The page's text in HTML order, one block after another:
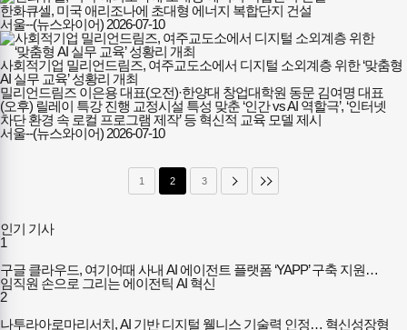
한화큐셀, 미국 애리조나에 초대형 에너지 복합단지 건설
서울--(뉴스와이어) 2026-07-10
사회적기업 밀리언드림즈, 여주교도소에서 디지털 소외계층 위한 ‘맞춤형
AI 실무 교육’ 성황리 개최
밀리언드림즈 이은용 대표(오전)·한양대 창업대학원 동문 김여명 대표
(오후) 릴레이 특강 진행 교정시설 특성 맞춘 ‘인간 vs AI 역할극’, ‘인터넷
차단 환경 속 로컬 프로그램 제작’ 등 혁신적 교육 모델 제시
서울--(뉴스와이어) 2026-07-10
1 2 3
인기 기사
1
구글 클라우드, 여기어때 사내 AI 에이전트 플랫폼 ‘YAPP’ 구축 지원…
임직원 손으로 그리는 에이전틱 AI 혁신
2
나투라아로마리서치, AI 기반 디지털 웰니스 기술력 인정… 혁신성장형